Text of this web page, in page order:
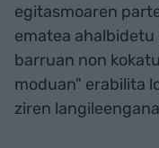
egitasmoaren
ematea
barruan non
moduan" erabilita
ziren